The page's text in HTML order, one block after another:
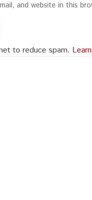
and website in this
to reduce spam.